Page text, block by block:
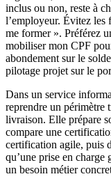
inclus ou non, reste à
l’employeur. Évitez les
me former ». Préférez
mobiliser mon CPF
abondement sur le
pilotage projet sur le
Dans un service
reprendre un périmètre
livraison. Elle prépare
compare une
certification agile, puis
qu’une prise en charge
un besoin métier